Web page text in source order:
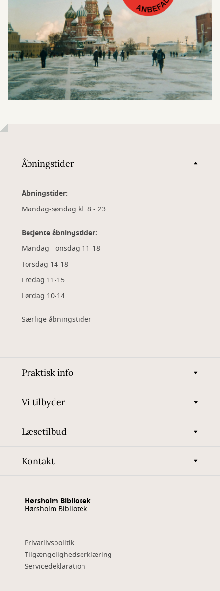
Åbningstider
Åbningstider:
Mandag-søndag kl. 8 - 23
Betjente åbningstider:
Mandag - onsdag 11-18
Torsdag 14-18
Fredag 11-15
Lørdag 10-14
Særlige åbningstider
Praktisk info
Vi tilbyder
Læsetilbud
Kontakt
Hørsholm Bibliotek
Hørsholm Bibliotek
Privatlivspolitik
Tilgængelighedserklæring
Servicedeklaration